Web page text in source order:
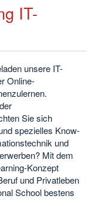
IT-
unsere IT-
Online-
Sie sich
spezielles Know-
und
Mit dem
Konzept
und Privatleben
School bestens